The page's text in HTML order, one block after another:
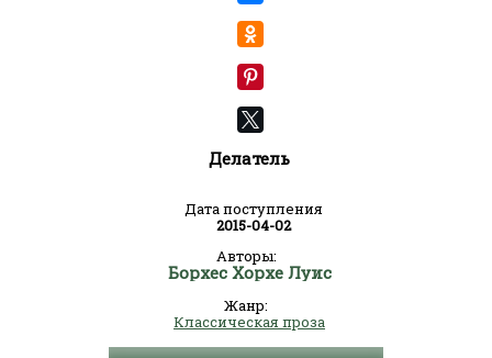
Делатель
Дата поступления
2015-04-02
Авторы:
Борхес Хорхе Луис
Жанр:
Классическая проза